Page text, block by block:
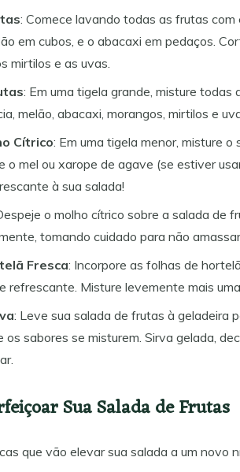
: Comece lavando todas as frutas com
em cubos, e o abacaxi em pedaços.
mirtilos e as uvas.
: Em uma tigela grande, misture todas
melão, abacaxi, morangos, mirtilos e
Cítrico: Em uma tigela menor, misture o
o mel ou xarope de agave (se estiver
à sua salada!
o molho cítrico sobre a salada de
tomando cuidado para não
Fresca: Incorpore as folhas de
refrescante. Misture levemente mais
: Leve sua salada de frutas à geladeira
os sabores se misturem. Sirva gelada,
Sua Salada de Frutas
que vão elevar sua salada a um novo